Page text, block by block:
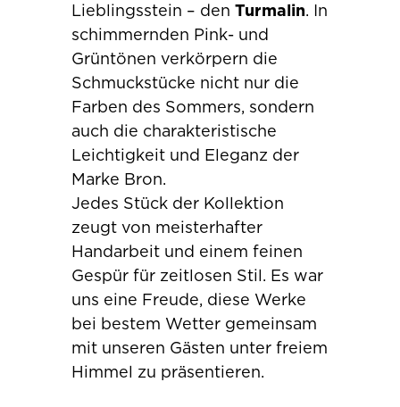
Lieblingsstein – den Turmalin. In
schimmernden Pink- und
Grüntönen verkörpern die
Schmuckstücke nicht nur die
Farben des Sommers, sondern
auch die charakteristische
Leichtigkeit und Eleganz der
Marke Bron.
Jedes Stück der Kollektion
zeugt von meisterhafter
Handarbeit und einem feinen
Gespür für zeitlosen Stil. Es war
uns eine Freude, diese Werke
bei bestem Wetter gemeinsam
mit unseren Gästen unter freiem
Himmel zu präsentieren.